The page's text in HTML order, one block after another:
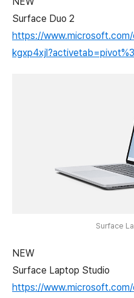
Surface Duo 2
https://
Surface
NEW
Surface Laptop Studio
https://